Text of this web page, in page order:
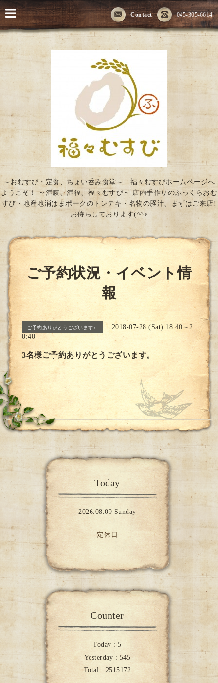
045-305-6614
Contact
～おむすび・定食、ちょい呑み食堂～ 福々むすびホームページへ
ようこそ！ ～満腹、満福、福々むすび～ 店内手作りのふっくらおむ
すび・地産地消はまポークのトンテキ・名物の豚汁、まずはご来店!
お待ちしております(^^♪
ご予約状況・イベント情
報
ご予約ありがとうございます♪
2018-07-28 (Sat) 18:40～2
0:40
3名様ご予約ありがとうございます。
Today
2026.08.09 Sunday
定休日
Counter
Today :5
Yesterday : 545
Total : 2515172